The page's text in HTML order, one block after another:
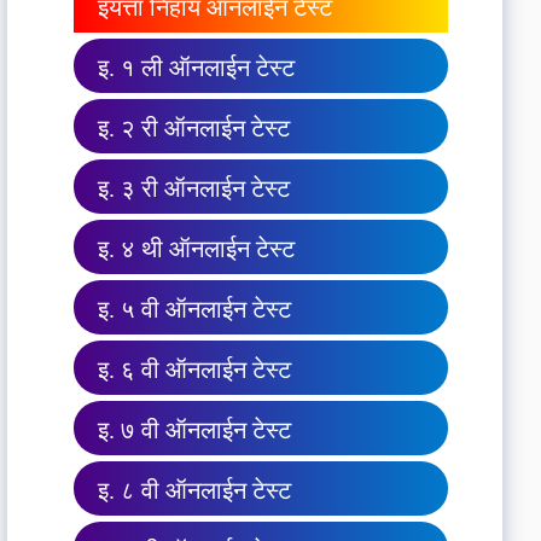
इयत्ता निहाय ऑनलाईन टेस्ट
इ. १ ली ऑनलाईन टेस्ट
इ. २ री ऑनलाईन टेस्ट
इ. ३ री ऑनलाईन टेस्ट
इ. ४ थी ऑनलाईन टेस्ट
इ. ५ वी ऑनलाईन टेस्ट
इ. ६ वी ऑनलाईन टेस्ट
इ. ७ वी ऑनलाईन टेस्ट
इ. ८ वी ऑनलाईन टेस्ट